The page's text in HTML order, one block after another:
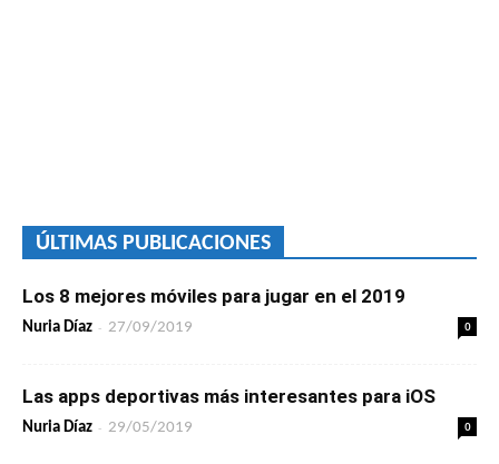
ÚLTIMAS PUBLICACIONES
Los 8 mejores móviles para jugar en el 2019
Nuria Díaz - 27/09/2019 0
Las apps deportivas más interesantes para iOS
Nuria Díaz - 29/05/2019 0